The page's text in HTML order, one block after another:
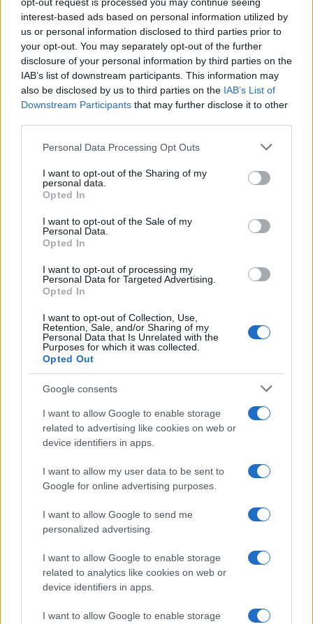
interest-based ads based on personal information utilized by
us or personal information disclosed to third parties prior to
your opt-out. You may separately opt-out of the further
disclosure of your personal information by third parties on the
IAB’s list of downstream participants. This information may
also be disclosed by us to third parties on the IAB’s List of
Downstream Participants that may further disclose it to other
Please note that this website/app uses one or more Google
not limited to your visit or usage behaviour. You may click to
grant or deny consent to Google and its third-party tags to
use your data for below specified purposes in below Google
consent section.
Personal Data Processing Opt Outs
I want to opt-out of the Sharing of my
personal data.
Opted In
I want to opt-out of the Sale of my
Personal Data.
Opted In
I want to opt-out of processing my
Personal Data for Targeted Advertising.
Opted In
I want to opt-out of Collection, Use,
Retention, Sale, and/or Sharing of my
Personal Data that Is Unrelated with the
Purposes for which it was collected.
Opted Out
Google consents
I want to allow Google to enable storage
related to advertising like cookies on web or
device identifiers in apps.
I want to allow my user data to be sent to
Google for online advertising purposes.
I want to allow Google to send me
personalized advertising.
I want to allow Google to enable storage
related to analytics like cookies on web or
device identifiers in apps.
I want to allow Google to enable storage
Έρχεται ο νέος κατώτατος: Τι θα
ισχύσει – Αναλυτικά
παραδείγματα
04/01/2024 - 19:34
Μισθοί: Αυξήσεις ακόμα και 30%
αυξήσεων
02/01/2024 - 16:36
Μισθοί: Οι τριετίες επιστρέφουν
αυξήσεις
Μισθοί – Τριετίες: Αυξήσεις από
για τους νέους
29/12/2023 - 09:34
Γεωργιάδης για τριετίες: Τελικά
ποιοί θα δουν αύξηση στο μισθό
τους